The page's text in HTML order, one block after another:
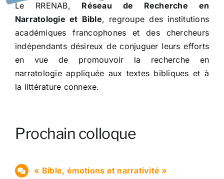
Bibliographie
À propos
Contact
Le RRENAB, Réseau de Recherche en
Narratologie et Bible, regroupe des institutions
académiques francophones et des chercheurs
indépendants désireux de conjuguer leurs efforts
en vue de promouvoir la recherche en
narratologie appliquée aux textes bibliques et à
la littérature connexe.
Prochain colloque
« Bible, émotions et narrativité »